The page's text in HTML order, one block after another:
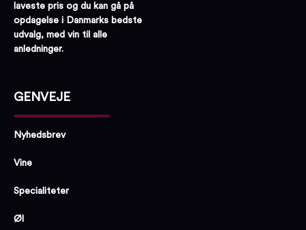
laveste pris og du kan gå på
opdagelse i Danmarks bedste
udvalg, med vin til alle
anledninger.
GENVEJE
Nyhedsbrev
Vine
Specialiteter
Øl